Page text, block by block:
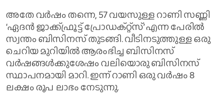
അതേ വർഷം തന്നെ, 57 വയസുള്ള റാണി സണ്ണി
‘ഏദൻ ജാക്ക്ഫ്രൂട്ട് പ്രോഡക്റ്റ്സ്’ എന്ന പേരിൽ
സ്വന്തം ബിസിനസ് തുടങ്ങി. വീടിനടുത്തുള്ള ഒരു
ചെറിയ മുറിയിൽ ആരംഭിച്ച ബിസിനസ്
വർഷങ്ങൾക്കുശേഷം വലിയൊരു ബിസിനസ്
സ്ഥാപനമായി മാറി. ഇന്ന് റാണി ഒരു വർഷം 8
ലക്ഷം രൂപ ലാഭം നേടുന്നു.